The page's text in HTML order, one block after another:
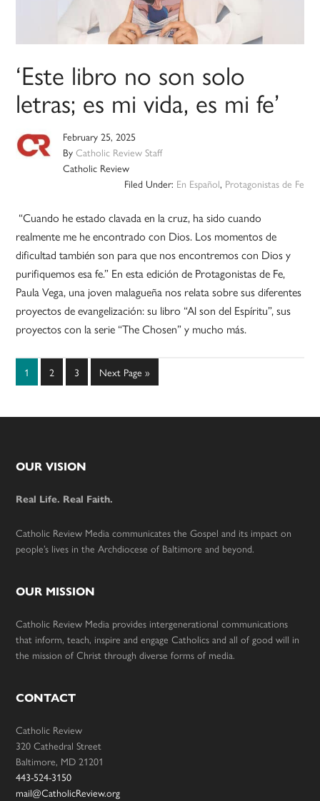
‘Este libro no son solo
letras; es mi vida, es mi fe’
February 25, 2025
ByCatholic Review Staff
Catholic Review
Filed Under: En Español, Protagonistas de Fe
“Cuando he estado clavada en la cruz, ha sido cuando
realmente me he encontrado con Dios. Los momentos de
dificultad también son para que nos encontremos con Dios y
purifiquemos esa fe.” En esta edición de Protagonistas de Fe,
Paula Vega, una joven malagueña nos relata sobre sus diferentes
proyectos de evangelización: su libro “Al son del Espíritu”, sus
proyectos con la serie “The Chosen” y mucho más.
Page
1 Page
2 Page
3
Go
to
Next Page »
Footer
OUR VISION
Real Life. Real Faith.
Catholic Review Media communicates the Gospel and its impact on
people’s lives in the Archdiocese of Baltimore and beyond.
OUR MISSION
Catholic Review Media provides intergenerational communications
that inform, teach, inspire and engage Catholics and all of good will in
the mission of Christ through diverse forms of media.
CONTACT
Catholic Review
320 Cathedral Street
Baltimore, MD 21201
443-524-3150
mail@CatholicReview.org